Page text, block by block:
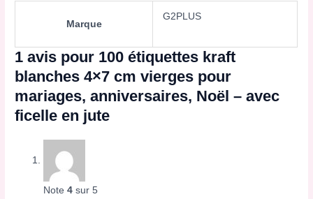
Marque
G2PLUS
1 avis pour 100 étiquettes kraft
blanches 4×7 cm vierges pour
mariages, anniversaires, Noël – avec
ficelle en jute
Note4 sur 5